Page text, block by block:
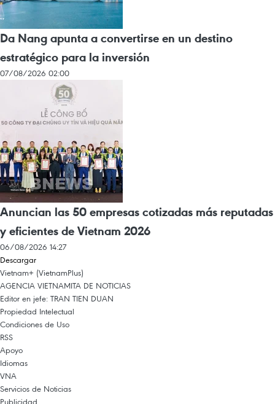
Da Nang apunta a convertirse en un destino
estratégico para la inversión
07/08/2026 02:00
Anuncian las 50 empresas cotizadas más reputadas
y eficientes de Vietnam 2026
06/08/2026 14:27
Descargar
Vietnam+ (VietnamPlus)
AGENCIA VIETNAMITA DE NOTICIAS
Editor en jefe: TRAN TIEN DUAN
Propiedad Intelectual
Condiciones de Uso
RSS
Apoyo
Idiomas
VNA
Servicios de Noticias
Publicidad